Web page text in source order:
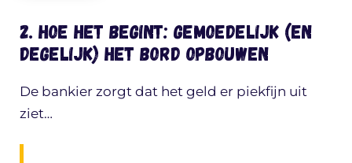
2. Hoe het begint: gemoedelijk (en
degelijk) het bord opbouwen
De bankier zorgt dat het geld er piekfijn uit
ziet…